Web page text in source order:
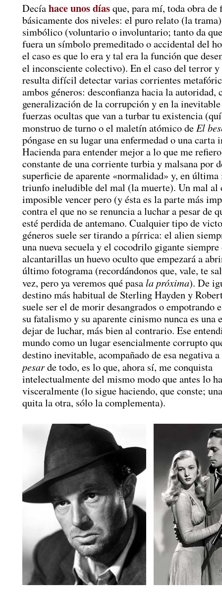
Decíahace unos díasque, para mí, toda obra
básicamente dos niveles: el puro relato (la
simbólico (voluntario o involuntario; tanto da
fuera un símbolo premeditado o accidental del
el caso es que lo era y tal era la función que
el inconsciente colectivo). En el caso del terror
resulta difícil detectar varias corrientes
ambos géneros: desconfianza hacia la autoridad,
generalización de la corrupción y en la
fuerzas ocultas que van a turbar tu existencia
monstruo de turno o el maletín atómico de El
póngase en su lugar una enfermedad o una carta
Hacienda para entender mejor a lo que me
constante de una corriente turbia y malsana por
superficie de aparente «normalidad» y, en
triunfo ineludible del mal (la muerte). Un mal al
imposible vencer pero (y ésta es la parte más
contra el que no se renuncia a luchar a pesar de
esté perdida de antemano. Cualquier tipo de
géneros suele ser tirando a pírrica: el alien
una nueva secuela y el cocodrilo gigante siempre
alcantarillas un huevo oculto que empezará a
último fotograma (recordándonos que, vale, te
vez, pero ya veremos qué pasala próxima). De
destino más habitual de Sterling Hayden y
suele ser el de morir desangrados o empotrando
su fatalismo y su aparente cinismo nunca es una
dejar de luchar, más bien al contrario. Ese
mundo como un lugar esencialmente corrupto
destino inevitable, acompañado de esa negativa
pesarde todo, es lo que, ahora sí, me conquista
intelectualmente del mismo modo que antes lo
visceralmente (lo sigue haciendo, que conste;
quita la otra, sólo la complementa).